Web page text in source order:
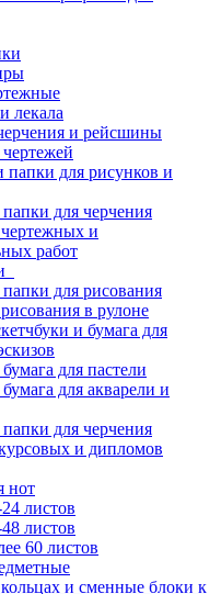
лекала
и рейсшины
для рисунков и
для черчения
и
работ
для рисования
в рулоне
и бумага для
для пастели
для акварели и
для черчения
и дипломов
нот
листов
листов
60 листов
и сменные блоки к